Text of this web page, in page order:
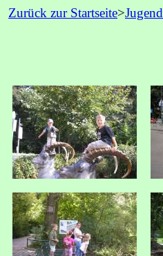
Zurück zur Startseite>Jugend